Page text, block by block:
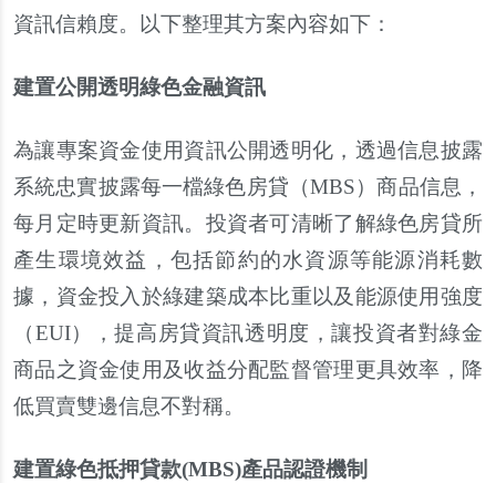
資訊信賴度。以下整理其方案內容如下：
建置公開透明綠色金融資訊
為讓專案資金使用資訊公開透明化，透過信息披露
系統忠實披露每一檔綠色房貸（MBS）商品信息，
每月定時更新資訊。投資者可清晰了解綠色房貸所
產生環境效益，包括節約的水資源等能源消耗數
據，資金投入於綠建築成本比重以及能源使用強度
（EUI），提高房貸資訊透明度，讓投資者對綠金
商品之資金使用及收益分配監督管理更具效率，降
低買賣雙邊信息不對稱。
建置綠色抵押貸款(MBS)產品認證機制